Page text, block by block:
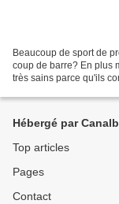
Beaucoup de sport de
coup de barre? En plus
très sains parce qu'ils
Hébergé par
Top articles
Pages
Contact